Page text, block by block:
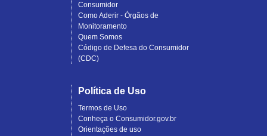
Consumidor
Como Aderir - Órgãos de
Monitoramento
Quem Somos
Código de Defesa do Consumidor
(CDC)
Política de Uso
Termos de Uso
Conheça o Consumidor.gov.br
Orientações de uso